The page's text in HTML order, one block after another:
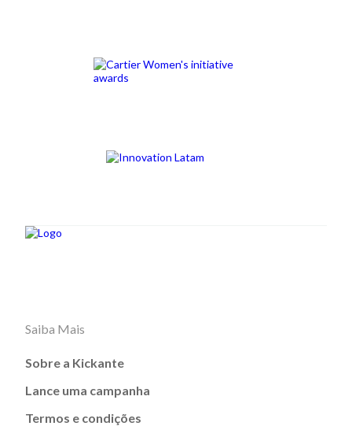
Saiba Mais
Sobre a Kickante
Lance uma campanha
Termos e condições